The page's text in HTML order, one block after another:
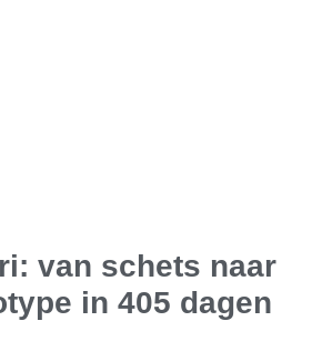
van schets naar
in 405 dagen